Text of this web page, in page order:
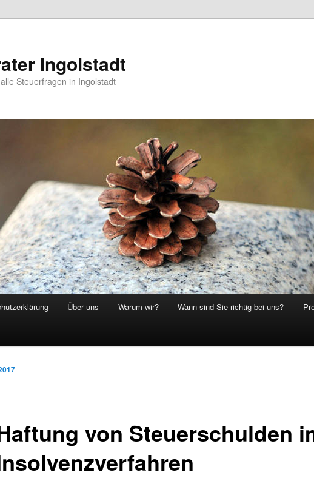
Ingolstadt
Steuerfragen in Ingolstadt
Über uns Warum wir? Wann sind Sie richtig bei uns?
von Steuerschulden